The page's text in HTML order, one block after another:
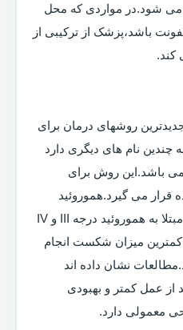
شود.در مواردی که محل
باشد،پزشک از ترکیبی از
کند.
روشهای درمان برای
نام های دیگری دارد
باشد.این روش برای
قرار می گیرد.هموروئید
کتومی استاپلر،عمدتا در بیماران مبتلا به هموروئید درجه III و IV
کمترین میزان شکست انجام
نشان داده اند
از عمل کمتر و بهبودی
معمولی دارد.